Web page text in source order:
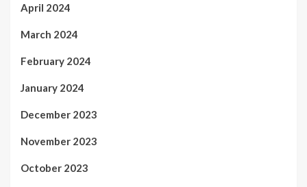
April 2024
March 2024
February 2024
January 2024
December 2023
November 2023
October 2023